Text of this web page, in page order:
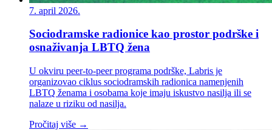
7. april 2026.
Sociodramske radionice kao prostor podrške i
osnaživanja LBTQ žena
U okviru peer-to-peer programa podrške, Labris je
organizovao ciklus sociodramskih radionica namenjenih
LBTQ ženama i osobama koje imaju iskustvo nasilja ili se
nalaze u riziku od nasilja.
Pročitaj više →